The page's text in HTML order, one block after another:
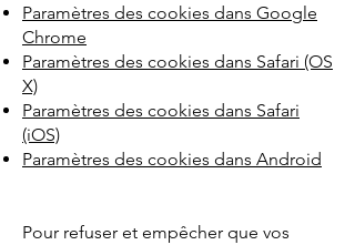
Paramètres des cookies dans Google
Chrome
Paramètres des cookies dans Safari (OS
X)
Paramètres des cookies dans Safari
(iOS)
Paramètres des cookies dans Android
Pour refuser et empêcher que vos